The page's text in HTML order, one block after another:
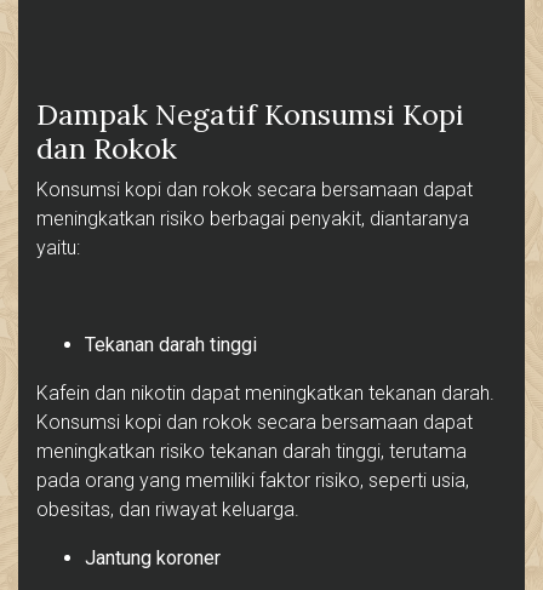
Dampak Negatif Konsumsi Kopi
dan Rokok
Konsumsi kopi dan rokok secara bersamaan dapat
meningkatkan risiko berbagai penyakit, diantaranya
yaitu:
Tekanan darah tinggi
Kafein dan nikotin dapat meningkatkan tekanan darah.
Konsumsi kopi dan rokok secara bersamaan dapat
meningkatkan risiko tekanan darah tinggi, terutama
pada orang yang memiliki faktor risiko, seperti usia,
obesitas, dan riwayat keluarga.
Jantung koroner